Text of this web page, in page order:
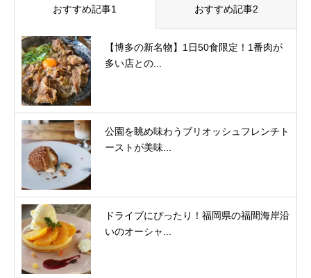
おすすめ記事1 おすすめ記事2
【博多の新名物】1日50食限定！1番肉が
多い店との...
公園を眺め味わうブリオッシュフレンチト
ーストが美味...
ドライブにぴったり！福岡県の福間海岸沿
いのオーシャ...